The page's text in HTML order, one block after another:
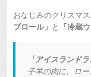
おなじみのクリスマ
ブロール」 と 「冷蔵
「アイスランド
子羊の肉に、ロ